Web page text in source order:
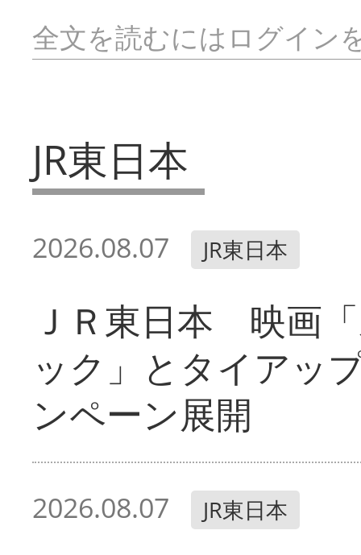
全文を読むにはログイン
JR東日本
2026.08.07 JR東日本
ＪＲ東日本 映画
ック」とタイアッ
ンペーン展開
2026.08.07 JR東日本